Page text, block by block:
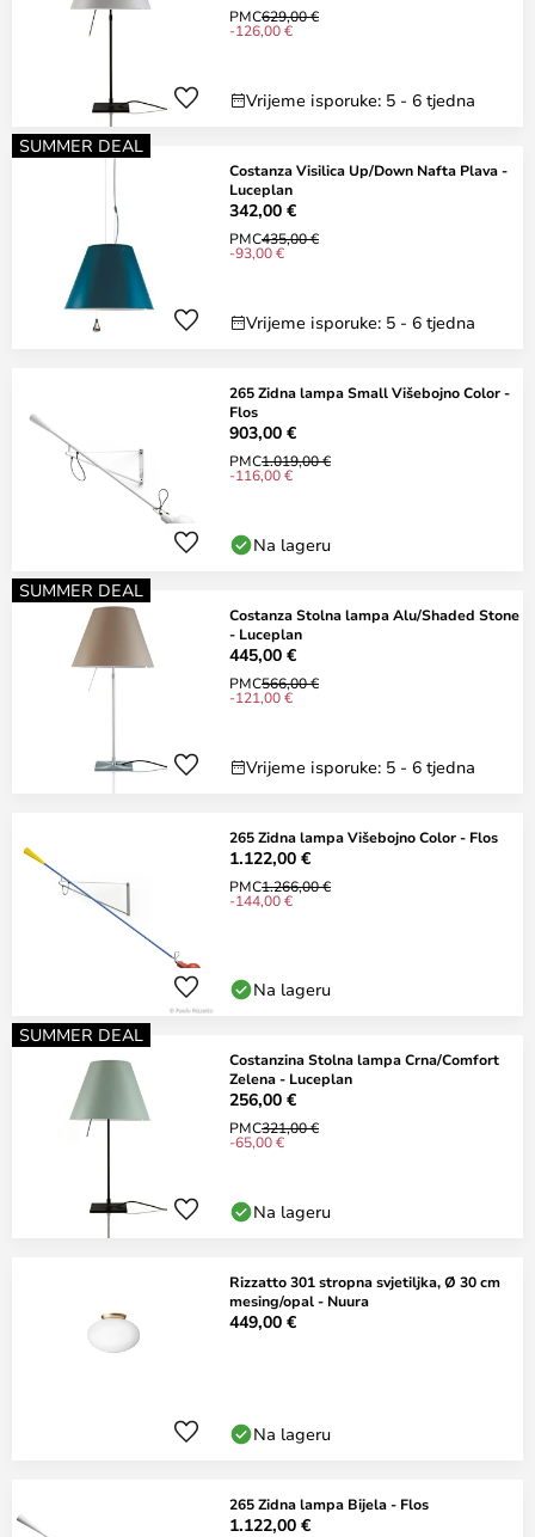
PMC629,00 €
-126,00 €
Vrijeme isporuke: 5 - 6 tjedna
SUMMER DEAL
Costanza Visilica Up/Down Nafta Plava -
Luceplan
342,00 €
PMC435,00 €
-93,00 €
Vrijeme isporuke: 5 - 6 tjedna
265 Zidna lampa Small Višebojno Color -
Flos
903,00 €
PMC1.019,00 €
-116,00 €
Na lageru
SUMMER DEAL
Costanza Stolna lampa Alu/Shaded Stone
- Luceplan
445,00 €
PMC566,00 €
-121,00 €
Vrijeme isporuke: 5 - 6 tjedna
265 Zidna lampa Višebojno Color - Flos
1.122,00 €
PMC1.266,00 €
-144,00 €
Na lageru
SUMMER DEAL
Costanzina Stolna lampa Crna/Comfort
Zelena - Luceplan
256,00 €
PMC321,00 €
-65,00 €
Na lageru
Rizzatto 301 stropna svjetiljka, Ø 30 cm
mesing/opal - Nuura
449,00 €
Na lageru
265 Zidna lampa Bijela - Flos
1.122,00 €